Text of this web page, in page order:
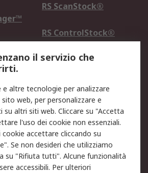
RS ScanStock®
RS ControlStock®
Informativa Privacy -
Aggiornata
Termini d'uso
Condizioni generali di
servizio
il servizio che
altre tecnologie per analizzare
web, per personalizzare e
su altri siti web. Cliccare su "Accetta
l'uso dei cookie non essenziali.
cookie accettare cliccando su
Se non desideri che utilizziamo
su "Rifiuta tutti". Alcune funzionalità
accessibili. Per ulteriori